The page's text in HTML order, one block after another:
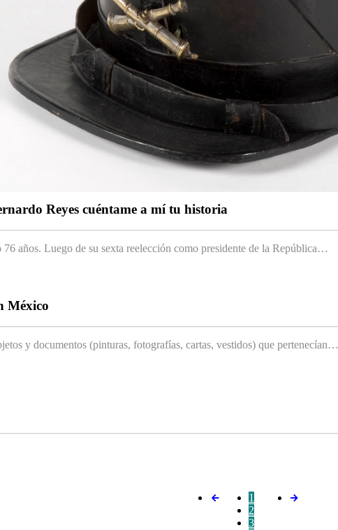
Reyes cuéntame a mí tu historia
años. Luego de su sexta reelección como presidente de la República…
México
y documentos (pinturas, fotografías, cartas, vestidos) que pertenecían…
1
2
3